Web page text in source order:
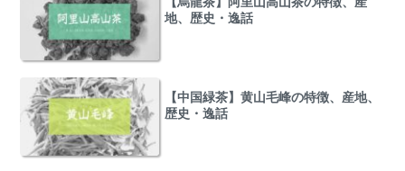
地、歴史・逸話
【中国緑茶】黄山毛峰の特徴、産地、
歴史・逸話